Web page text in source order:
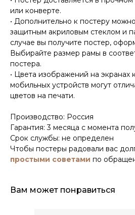
или конверте.
• Дополнительно к постеру
защитным акриловым стеклом и
случае вы получите постер,
Выбирайте размер рамы в
постера.
• Цвета изображений на экранах
мобильных устройств могут
цветов на печати.
Производство: Россия
Гарантия: 3 месяца с момента
Срок службы: не определен
Чтобы постеры радовали вас
простыми советами по
Вам может понравиться